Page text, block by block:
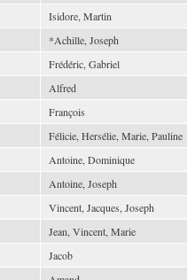
Isidore, Martin
*Achille, Joseph
Frédéric, Gabriel
Alfred
François
Félicie, Hersélie, Marie, Pauline
Antoine, Dominique
Antoine, Joseph
Vincent, Jacques, Joseph
Jean, Vincent, Marie
Jacob